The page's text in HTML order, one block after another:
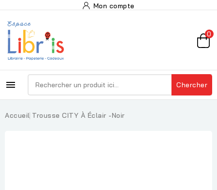
Mon compte
0
 Chercher
Accueil Trousse CITY À Éclair -Noir